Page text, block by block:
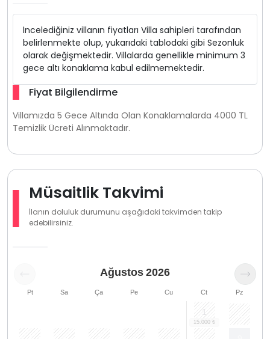
İncelediğiniz villanın fiyatları Villa sahipleri tarafından
belirlenmekte olup, yukarıdaki tablodaki gibi Sezonluk
olarak değişmektedir. Villalarda genellikle minimum 3
gece altı konaklama kabul edilmemektedir.
Fiyat Bilgilendirme
Villamızda 5 Gece Altında Olan Konaklamalarda 4000 TL
Temizlik Ücreti Alınmaktadır.
Müsaitlik Takvimi
İlanın doluluk durumunu aşağıdaki takvimden takip
edebilirsiniz.
Ağustos 2026
Pt Sa Ça Pe Cu Ct Pz
1